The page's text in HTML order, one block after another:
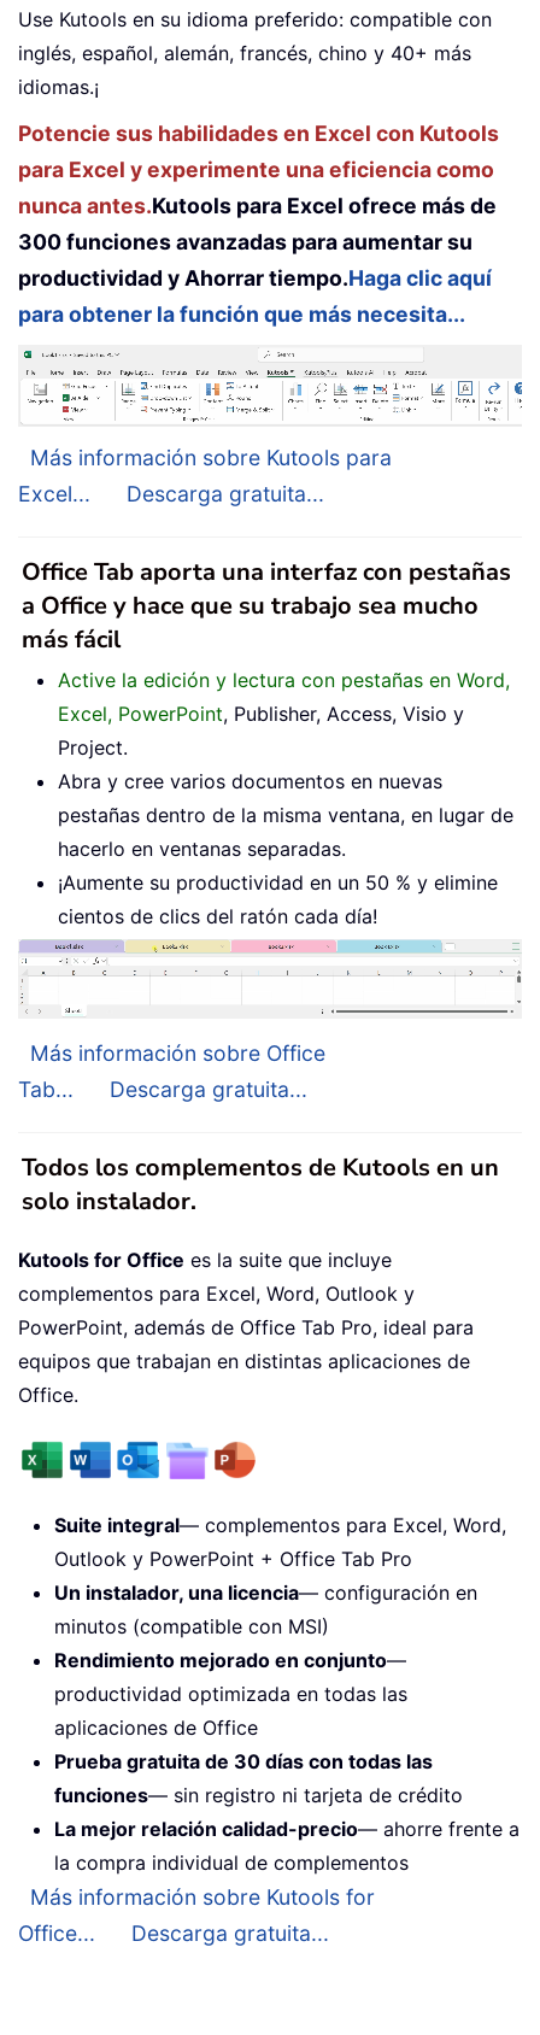
Use Kutools en su idioma preferido: compatible con
inglés, español, alemán, francés, chino y 40+ más
idiomas.¡
Potencie sus habilidades en Excel con Kutools
para Excel y experimente una eficiencia como
nunca antes.Kutools para Excel ofrece más de
300 funciones avanzadas para aumentar su
productividad y Ahorrar tiempo.Haga clic aquí
para obtener la función que más necesita...
Más información sobre Kutools para
Excel...
Descarga gratuita...
Office Tab aporta una interfaz con pestañas
a Office y hace que su trabajo sea mucho
más fácil
Active la edición y lectura con pestañas en Word,
Excel, PowerPoint, Publisher, Access, Visio y
Project.
Abra y cree varios documentos en nuevas
pestañas dentro de la misma ventana, en lugar de
hacerlo en ventanas separadas.
¡Aumente su productividad en un 50 % y elimine
cientos de clics del ratón cada día!
Más información sobre Office
Tab...
Descarga gratuita...
Todos los complementos de Kutools en un
solo instalador.
Kutools for Office es la suite que incluye
complementos para Excel, Word, Outlook y
PowerPoint, además de Office Tab Pro, ideal para
equipos que trabajan en distintas aplicaciones de
Office.
Suite integral— complementos para Excel, Word,
Outlook y PowerPoint + Office Tab Pro
Un instalador, una licencia— configuración en
minutos (compatible con MSI)
Rendimiento mejorado en conjunto—
productividad optimizada en todas las
aplicaciones de Office
Prueba gratuita de 30 días con todas las
funciones— sin registro ni tarjeta de crédito
La mejor relación calidad-precio— ahorre frente a
la compra individual de complementos
Más información sobre Kutools for
Office...
Descarga gratuita...